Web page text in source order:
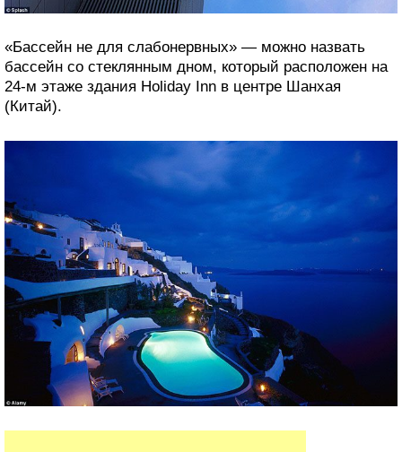
«Бассейн не для слабонервных» — можно назвать
бассейн со стеклянным дном, который расположен на
24-м этаже здания Holiday Inn в центре Шанхая
(Китай).